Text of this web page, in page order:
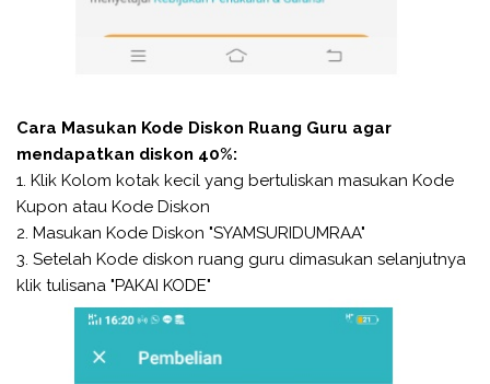
Cara Masukan Kode Diskon Ruang Guru agar
mendapatkan diskon 40%:
1. Klik Kolom kotak kecil yang bertuliskan masukan Kode
Kupon atau Kode Diskon
2. Masukan Kode Diskon "SYAMSURIDUMRAA"
3. Setelah Kode diskon ruang guru dimasukan selanjutnya
klik tulisana "PAKAI KODE"